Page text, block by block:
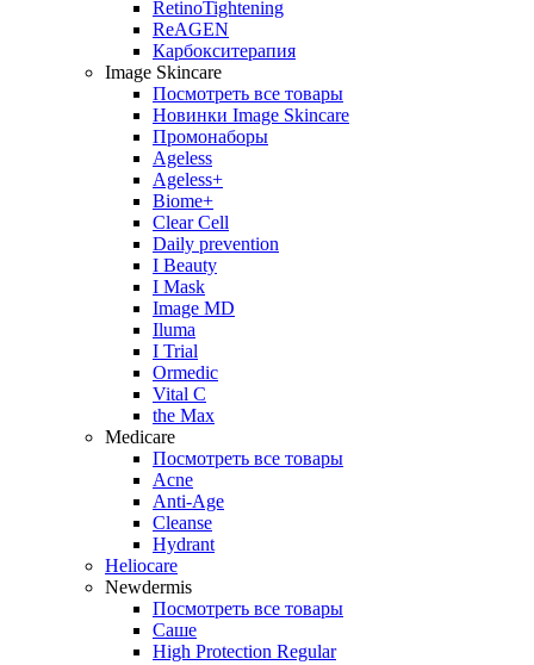
RetinoTightening
ReAGEN
Карбокситерапия
Image Skincare
Посмотреть все товары
Новинки Image Skincare
Промонаборы
Ageless
Ageless+
Biome+
Clear Cell
Daily prevention
I Beauty
I Mask
Image MD
Iluma
I Trial
Ormedic
Vital C
the Max
Medicare
Посмотреть все товары
Acne
Anti‑Age
Cleanse
Hydrant
Heliocare
Newdermis
Посмотреть все товары
Саше
High Protection Regular